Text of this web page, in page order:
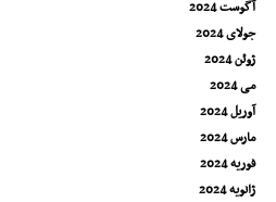
آگوست 2024
جولای 2024
ژوئن 2024
می 2024
آوریل 2024
مارس 2024
فوریه 2024
ژانویه 2024